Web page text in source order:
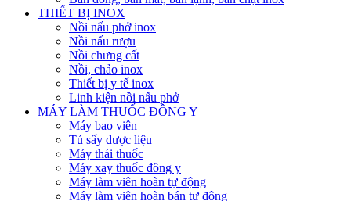
THIẾT BỊ INOX
Nồi nấu phở inox
Nồi nấu rượu
Nồi chưng cất
Nồi, chảo inox
Thiết bị y tế inox
Linh kiện nồi nấu phở
MÁY LÀM THUỐC ĐÔNG Y
Máy bao viên
Tủ sấy dược liệu
Máy thái thuốc
Máy xay thuốc đông y
Máy làm viên hoàn tự động
Máy làm viên hoàn bán tự động